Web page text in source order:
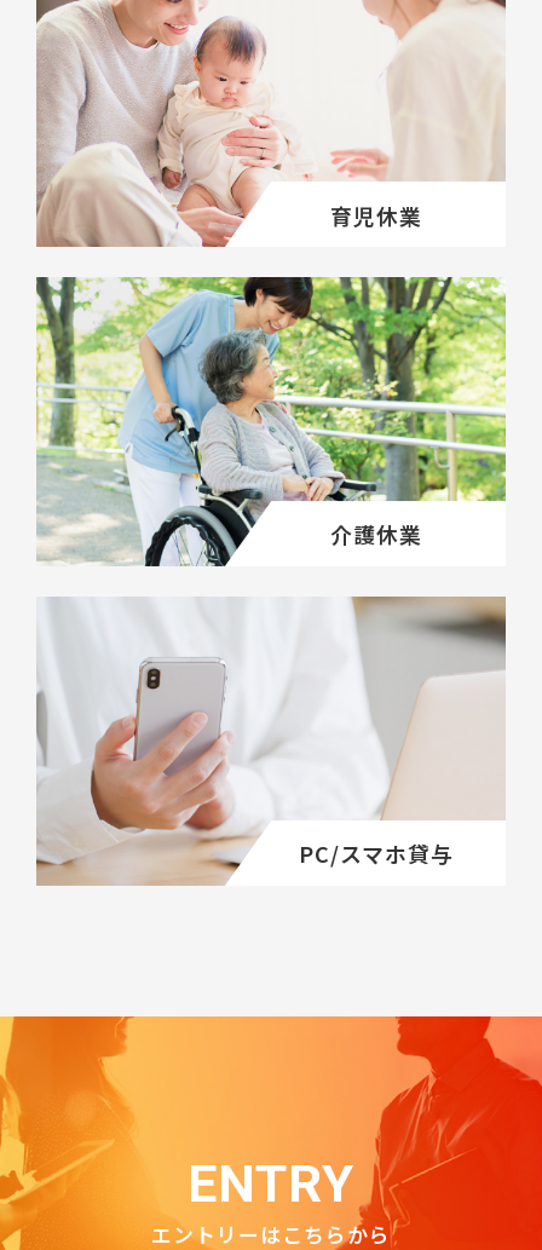
育児休業
介護休業
PC/スマホ貸与
ENTRY
エントリーはこちらから